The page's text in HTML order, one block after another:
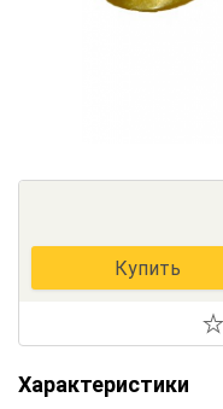
Купить
Характеристики